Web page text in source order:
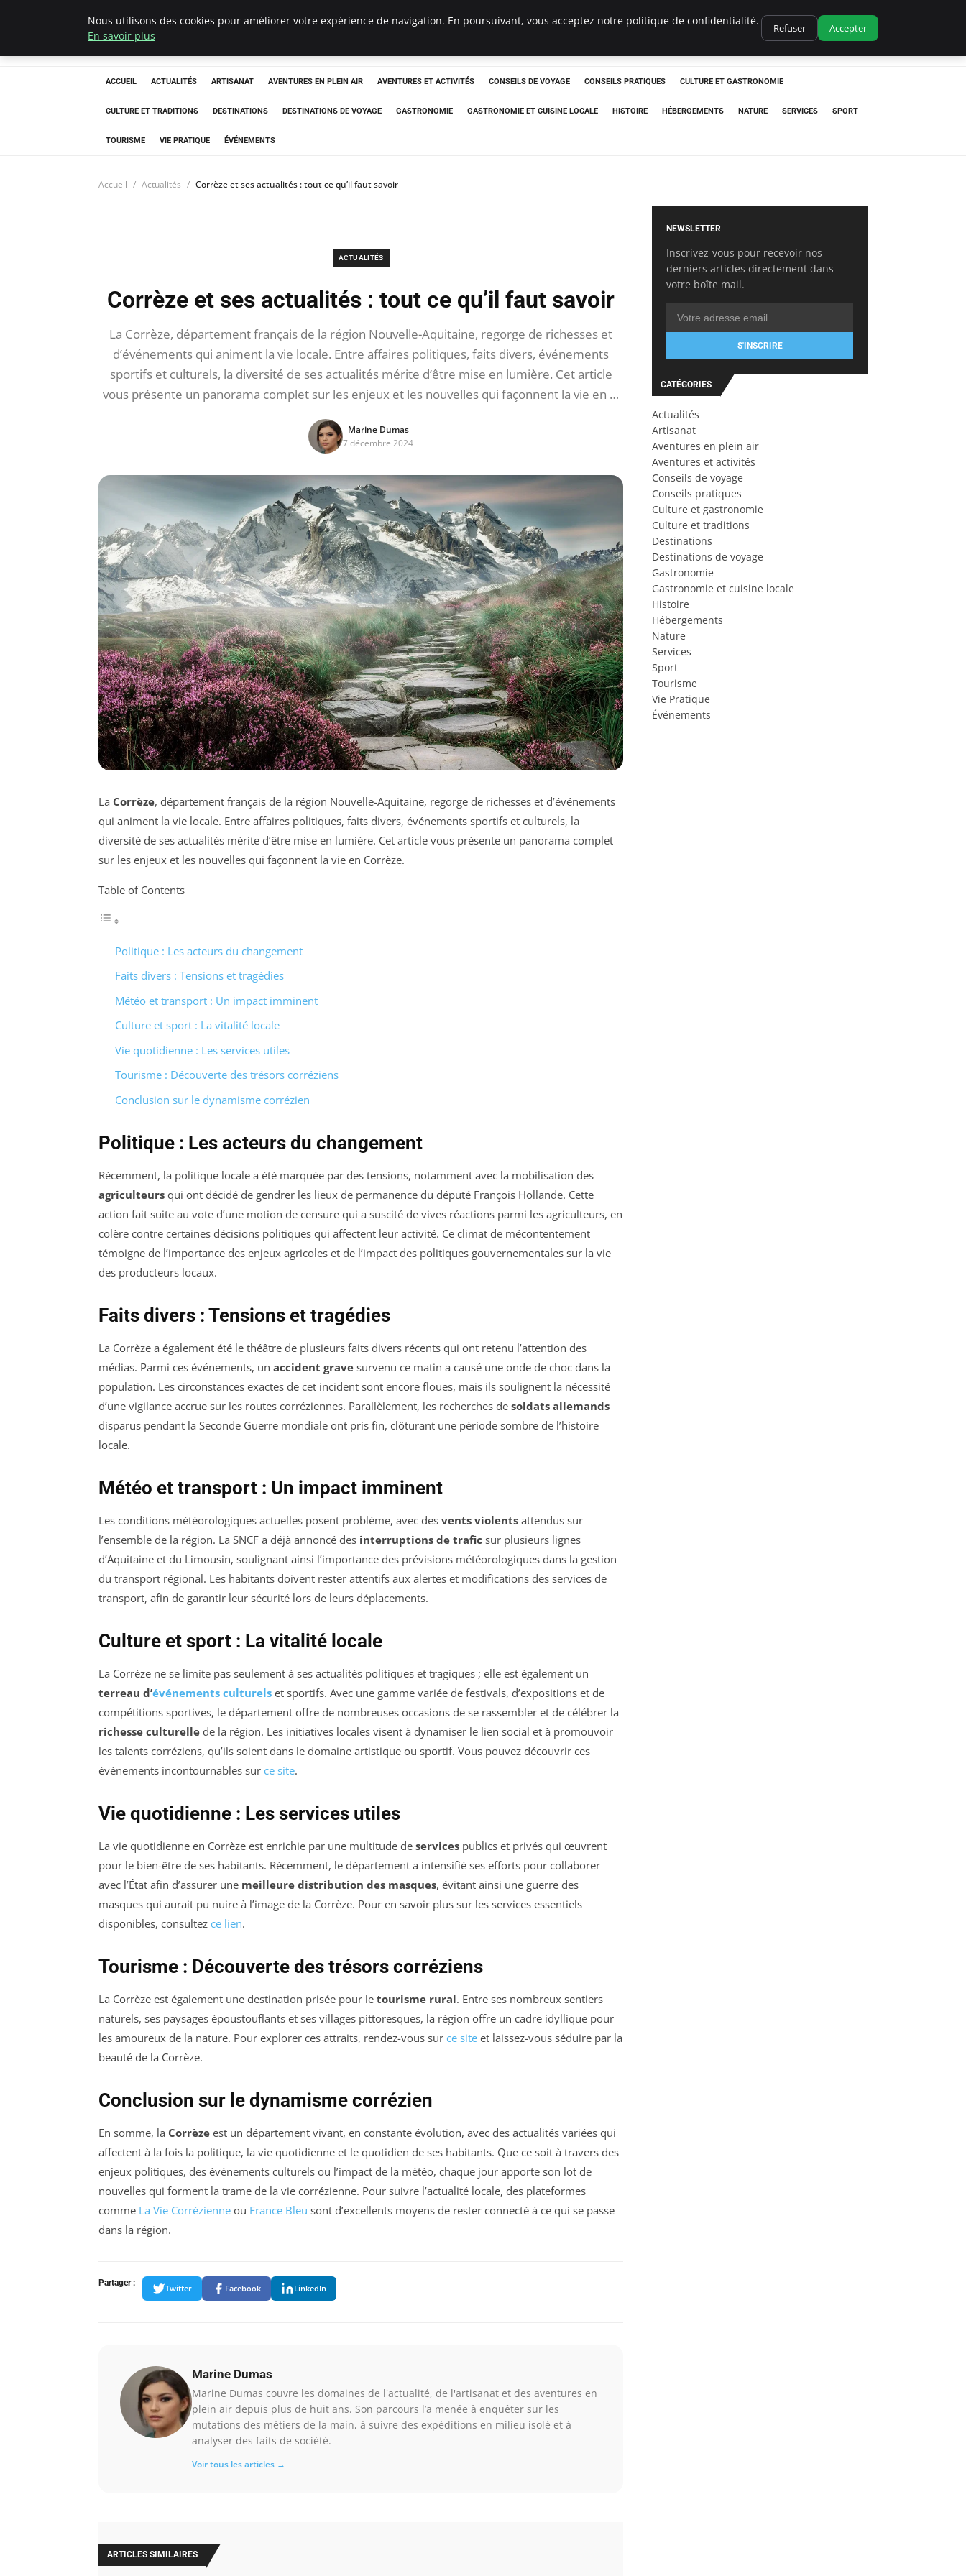
Correze Co
ACCUEIL ACTUALITÉS ARTISANAT AVENTURES EN PLEIN AIR AVENTURES ET ACTIVITÉS CONSEILS DE VOYAGE CONSEILS PRATIQUES CULTURE ET GASTRONOMIE
CULTURE ET TRADITIONS DESTINATIONS DESTINATIONS DE VOYAGE GASTRONOMIE GASTRONOMIE ET CUISINE LOCALE HISTOIRE HÉBERGEMENTS NATURE SERVICES SPORT
TOURISME VIE PRATIQUE ÉVÉNEMENTS
Accueil Actualités Corrèze et ses actualités : tout ce qu’il faut savoir
ACTUALITÉS
Corrèze et ses actualités : tout ce qu’il faut savoir
La Corrèze, département français de la région Nouvelle-Aquitaine, regorge de richesses et
d’événements qui animent la vie locale. Entre affaires politiques, faits divers, événements
sportifs et culturels, la diversité de ses actualités mérite d’être mise en lumière. Cet article
vous présente un panorama complet sur les enjeux et les nouvelles qui façonnent la vie en …
Marine Dumas
7 décembre 2024
La Corrèze, département français de la région Nouvelle-Aquitaine, regorge de richesses et d’événements
qui animent la vie locale. Entre affaires politiques, faits divers, événements sportifs et culturels, la
diversité de ses actualités mérite d’être mise en lumière. Cet article vous présente un panorama complet
sur les enjeux et les nouvelles qui façonnent la vie en Corrèze.
Table of Contents
Politique : Les acteurs du changement
Faits divers : Tensions et tragédies
Météo et transport : Un impact imminent
Culture et sport : La vitalité locale
Vie quotidienne : Les services utiles
Tourisme : Découverte des trésors corréziens
Conclusion sur le dynamisme corrézien
Politique : Les acteurs du changement
Récemment, la politique locale a été marquée par des tensions, notamment avec la mobilisation des
agriculteurs qui ont décidé de gendrer les lieux de permanence du député François Hollande. Cette
action fait suite au vote d’une motion de censure qui a suscité de vives réactions parmi les agriculteurs, en
colère contre certaines décisions politiques qui affectent leur activité. Ce climat de mécontentement
témoigne de l’importance des enjeux agricoles et de l’impact des politiques gouvernementales sur la vie
des producteurs locaux.
Faits divers : Tensions et tragédies
La Corrèze a également été le théâtre de plusieurs faits divers récents qui ont retenu l’attention des
médias. Parmi ces événements, un accident grave survenu ce matin a causé une onde de choc dans la
population. Les circonstances exactes de cet incident sont encore floues, mais ils soulignent la nécessité
d’une vigilance accrue sur les routes corréziennes. Parallèlement, les recherches de soldats allemands
disparus pendant la Seconde Guerre mondiale ont pris fin, clôturant une période sombre de l’histoire
locale.
Météo et transport : Un impact imminent
Les conditions météorologiques actuelles posent problème, avec des vents violents attendus sur
l’ensemble de la région. La SNCF a déjà annoncé des interruptions de trafic sur plusieurs lignes
d’Aquitaine et du Limousin, soulignant ainsi l’importance des prévisions météorologiques dans la gestion
du transport régional. Les habitants doivent rester attentifs aux alertes et modifications des services de
transport, afin de garantir leur sécurité lors de leurs déplacements.
Culture et sport : La vitalité locale
La Corrèze ne se limite pas seulement à ses actualités politiques et tragiques ; elle est également un
terreau d’événements culturels et sportifs. Avec une gamme variée de festivals, d’expositions et de
compétitions sportives, le département offre de nombreuses occasions de se rassembler et de célébrer la
richesse culturelle de la région. Les initiatives locales visent à dynamiser le lien social et à promouvoir
les talents corréziens, qu’ils soient dans le domaine artistique ou sportif. Vous pouvez découvrir ces
événements incontournables sur ce site.
Vie quotidienne : Les services utiles
La vie quotidienne en Corrèze est enrichie par une multitude de services publics et privés qui œuvrent
pour le bien-être de ses habitants. Récemment, le département a intensifié ses efforts pour collaborer
avec l’État afin d’assurer une meilleure distribution des masques, évitant ainsi une guerre des
masques qui aurait pu nuire à l’image de la Corrèze. Pour en savoir plus sur les services essentiels
disponibles, consultez ce lien.
Tourisme : Découverte des trésors corréziens
La Corrèze est également une destination prisée pour le tourisme rural. Entre ses nombreux sentiers
naturels, ses paysages époustouflants et ses villages pittoresques, la région offre un cadre idyllique pour
les amoureux de la nature. Pour explorer ces attraits, rendez-vous sur ce site et laissez-vous séduire par la
beauté de la Corrèze.
Conclusion sur le dynamisme corrézien
En somme, la Corrèze est un département vivant, en constante évolution, avec des actualités variées qui
affectent à la fois la politique, la vie quotidienne et le quotidien de ses habitants. Que ce soit à travers des
enjeux politiques, des événements culturels ou l’impact de la météo, chaque jour apporte son lot de
nouvelles qui forment la trame de la vie corrézienne. Pour suivre l’actualité locale, des plateformes
comme La Vie Corrézienne ou France Bleu sont d’excellents moyens de rester connecté à ce qui se passe
dans la région.
Partager :
Twitter Facebook LinkedIn
Marine Dumas
Marine Dumas couvre les domaines de l'actualité, de l'artisanat et des aventures en
plein air depuis plus de huit ans. Son parcours l’a menée à enquêter sur les
mutations des métiers de la main, à suivre des expéditions en milieu isolé et à
analyser des faits de société.
Voir tous les articles →
ARTICLES SIMILAIRES
NEWSLETTER
Inscrivez-vous pour recevoir nos
derniers articles directement dans
votre boîte mail.
S'INSCRIRE
CATÉGORIES
Actualités
Artisanat
Aventures en plein air
Aventures et activités
Conseils de voyage
Conseils pratiques
Culture et gastronomie
Culture et traditions
Destinations
Destinations de voyage
Gastronomie
Gastronomie et cuisine locale
Histoire
Hébergements
Nature
Services
Sport
Tourisme
Vie Pratique
Événements
Nous utilisons des cookies pour améliorer votre expérience de navigation. En poursuivant, vous acceptez notre politique de confidentialité.
En savoir plus
Refuser Accepter